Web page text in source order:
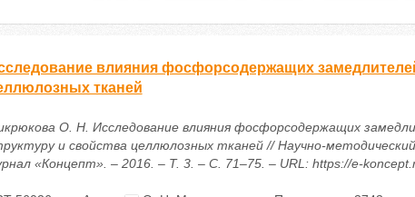
влияния фосфорсодержащих
тканей
О. Н. Исследование влияния фосфорсодержащих
и свойства целлюлозных тканей // Научно-
«Концепт». – 2016. – Т. 3. – С. 71–75. – URL: https://e-